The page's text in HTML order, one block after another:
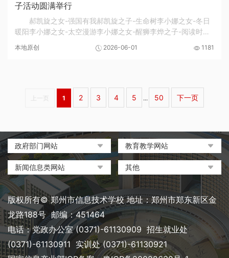
子活动圆满举行
郝凯旋之女-强国有我郝凯旋之子-生命树李小娜之女-冬日
暖阳李小娜之女-太空漫游李小娜之女-醒狮李烨之子-阅读时间
洁之子-燕妈妈为庆祝 “六一” 国际儿童...
本地原创 2026-06-01 1181
上一页 1 2 3 4 5 ... 50 下一页
政府部门网站
中国政府网
河南省人民政府
郑州市人民政府
教育教学网站
教育部政府门户网站
中国职业教育与成人教育网
河南省教育厅
河南省职业教育与成人教育
网
郑州市教育局政务网
郑州教育信息网
新闻信息类网站
环球网
凤凰网
搜狐
网易
新浪
其他
中央电化教育馆
中国教育和科研计算机网
电脑报
大象网|河南网络广播电视台
版权所有© 郑州市信息技术学校 地址：郑州市郑东新区金
龙路188号 邮编：451464
电话：党政办公室 (0371)-61130909 招生就业处
(0371)-61130911 实训处 (0371)-61130921